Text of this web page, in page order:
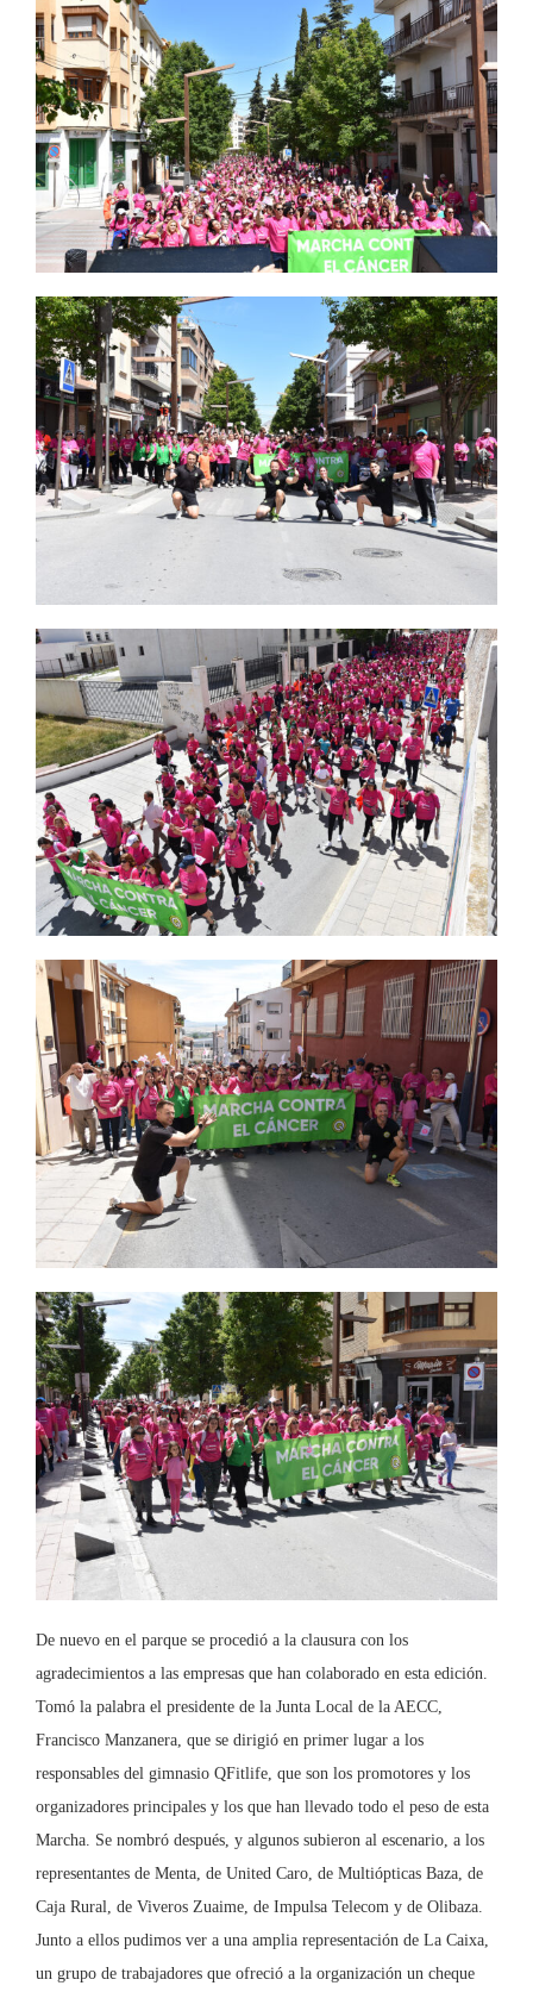
De nuevo en el parque se procedió a la clausura con los
agradecimientos a las empresas que han colaborado en esta edición.
Tomó la palabra el presidente de la Junta Local de la AECC,
Francisco Manzanera, que se dirigió en primer lugar a los
responsables del gimnasio QFitlife, que son los promotores y los
organizadores principales y los que han llevado todo el peso de esta
Marcha. Se nombró después, y algunos subieron al escenario, a los
representantes de Menta, de United Caro, de Multiópticas Baza, de
Caja Rural, de Viveros Zuaime, de Impulsa Telecom y de Olibaza.
Junto a ellos pudimos ver a una amplia representación de La Caixa,
un grupo de trabajadores que ofreció a la organización un cheque